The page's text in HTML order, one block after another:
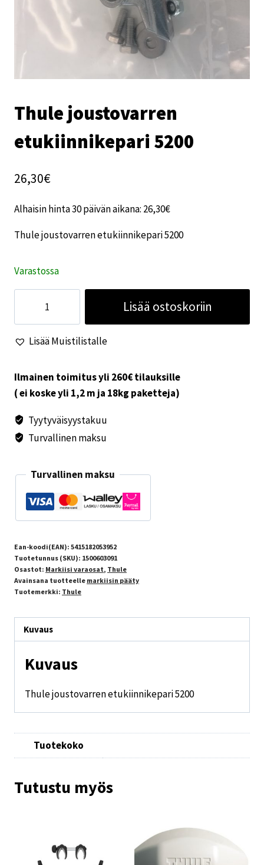
Thule joustovarren
etukiinnikepari 5200
26,30€
Alhaisin hinta 30 päivän aikana: 26,30€
Thule joustovarren etukiinnikepari 5200
Varastossa
joustovarren
etukiinnikepari
5200
Lisää ostoskoriin
Lisää Muistilistalle
Ilmainen toimitus yli 260€ tilauksille
( ei koske yli 1,2 m ja 18kg paketteja)
Tyytyväisyystakuu
Turvallinen maksu
Turvallinen maksu
Ean-koodi(EAN): 5415182053952
Tuotetunnus (SKU): 1500603091
Osastot: Markiisi varaosat, Thule
Avainsana tuotteelle markiisin pääty
Tuotemerkki: Thule
Kuvaus
Kuvaus
Thule joustovarren etukiinnikepari 5200
Tuotekoko
Tutustu myös